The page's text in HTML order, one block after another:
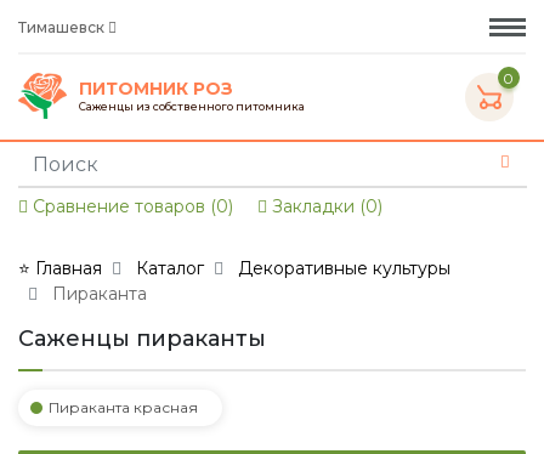
Тимашевск
ПИТОМНИК РОЗ
Саженцы из собственного питомника
0
Сравнение товаров (0) Закладки (0)
⭐ Главная Каталог
Декоративные культуры
Пираканта
Саженцы пираканты
Пираканта красная